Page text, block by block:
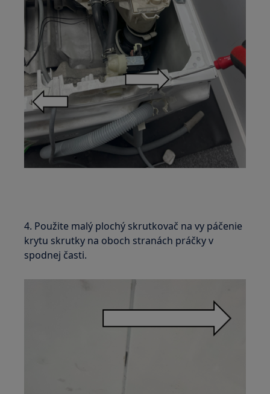
4. Použite malý plochý skrutkovač na vy páčenie
krytu skrutky na oboch stranách práčky v
spodnej časti.